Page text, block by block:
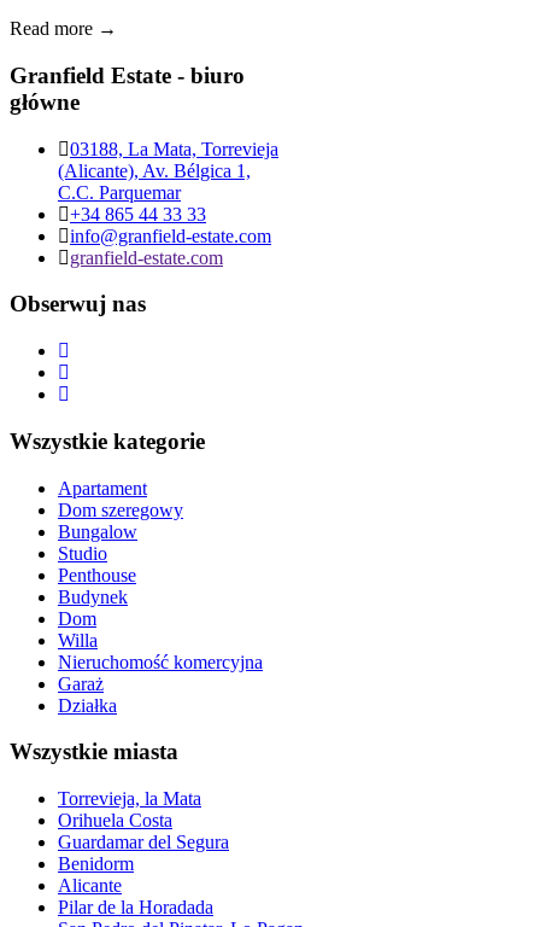
Read more →
Granfield Estate - biuro
główne
03188, La Mata, Torrevieja
(Alicante), Av. Bélgica 1,
C.C. Parquemar
+34 865 44 33 33
info@granfield-estate.com
granfield-estate.com
Obserwuj nas
Wszystkie kategorie
Apartament
Dom szeregowy
Bungalow
Studio
Penthouse
Budynek
Dom
Willa
Nieruchomość komercyjna
Garaż
Działka
Wszystkie miasta
Torrevieja, la Mata
Orihuela Costa
Guardamar del Segura
Benidorm
Alicante
Pilar de la Horadada